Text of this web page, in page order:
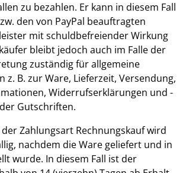
zu bezahlen. Er kann in diesem Fall
den von PayPal beauftragten
mit schuldbefreiender Wirkung
bleibt jedoch auch im Falle der
zuständig für allgemeine
z. B. zur Ware, Lieferzeit, Versendung,
Widerrufserklärungen und -
Gutschriften.
der Zahlungsart Rechnungskauf wird
nachdem die Ware geliefert und in
wurde. In diesem Fall ist der